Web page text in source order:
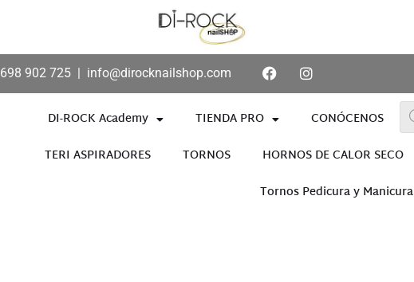
698 902 725 | info@dirocknailshop.com
DI-ROCK Academy TIENDA PRO CONÓCENOS
TERI ASPIRADORES
TORNOS HORNOS DE CALOR SECO
Tornos Pedicura y Manicura